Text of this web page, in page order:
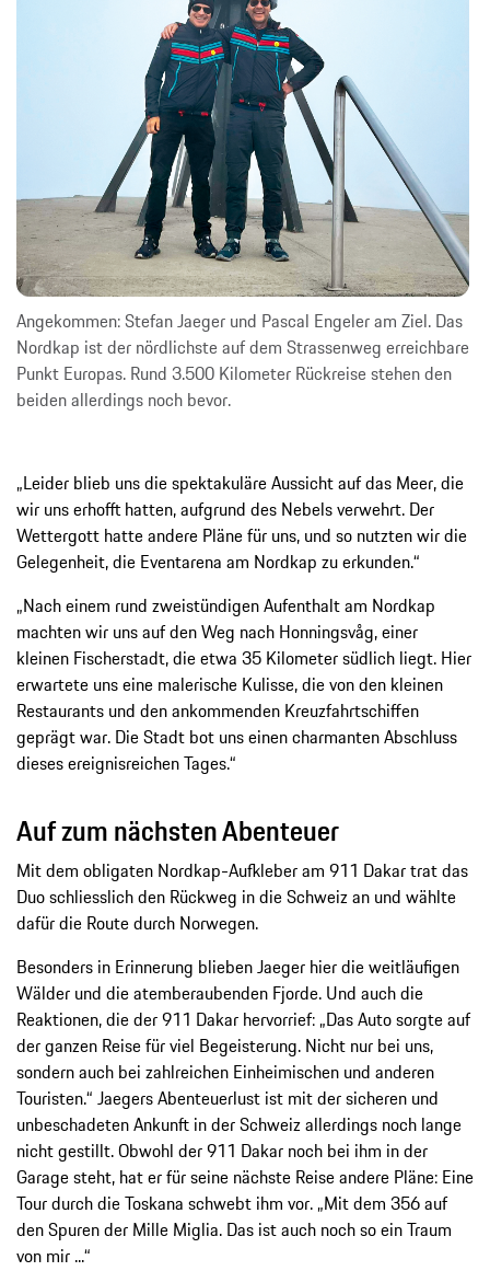
Angekommen: Stefan Jaeger und Pascal Engeler am Ziel. Das
Nordkap ist der nördlichste auf dem Strassenweg erreichbare
Punkt Europas. Rund 3.500 Kilometer Rückreise stehen den
beiden allerdings noch bevor.
„Leider blieb uns die spektakuläre Aussicht auf das Meer, die
wir uns erhofft hatten, aufgrund des Nebels verwehrt. Der
Wettergott hatte andere Pläne für uns, und so nutzten wir die
Gelegenheit, die Eventarena am Nordkap zu erkunden.“
„Nach einem rund zweistündigen Aufenthalt am Nordkap
machten wir uns auf den Weg nach Honningsvåg, einer
kleinen Fischerstadt, die etwa 35 Kilometer südlich liegt. Hier
erwartete uns eine malerische Kulisse, die von den kleinen
Restaurants und den ankommenden Kreuzfahrtschiffen
geprägt war. Die Stadt bot uns einen charmanten Abschluss
dieses ereignisreichen Tages.“
Auf zum nächsten Abenteuer
Mit dem obligaten Nordkap-Aufkleber am 911 Dakar trat das
Duo schliesslich den Rückweg in die Schweiz an und wählte
dafür die Route durch Norwegen.
Besonders in Erinnerung blieben Jaeger hier die weitläufigen
Wälder und die atemberaubenden Fjorde. Und auch die
Reaktionen, die der 911 Dakar hervorrief: „Das Auto sorgte auf
der ganzen Reise für viel Begeisterung. Nicht nur bei uns,
sondern auch bei zahlreichen Einheimischen und anderen
Touristen.“ Jaegers Abenteuerlust ist mit der sicheren und
unbeschadeten Ankunft in der Schweiz allerdings noch lange
nicht gestillt. Obwohl der 911 Dakar noch bei ihm in der
Garage steht, hat er für seine nächste Reise andere Pläne: Eine
Tour durch die Toskana schwebt ihm vor. „Mit dem 356 auf
den Spuren der Mille Miglia. Das ist auch noch so ein Traum
von mir ...“